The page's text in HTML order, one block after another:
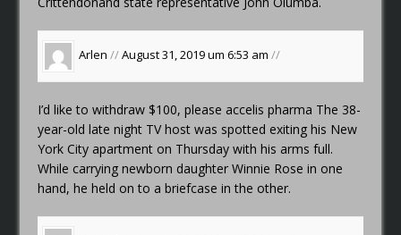
Arlen //August 31, 2019 um 6:53 am//
I’d like to withdraw $100, pleaseaccelis pharma The 38-
year-old late night TV host was spotted exiting his New
York City apartment on Thursday with his arms full.
While carrying newborn daughter Winnie Rose in one
hand, he held on to a briefcase in the other.